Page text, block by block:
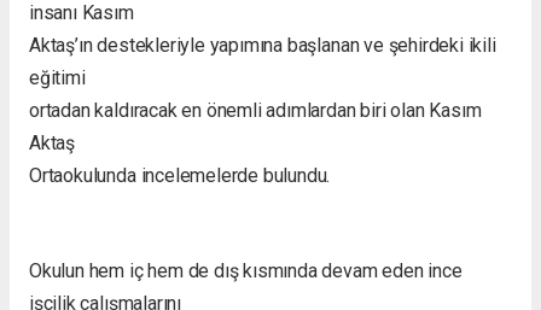
insanı Kasım
Aktaş’ın destekleriyle yapımına başlanan ve şehirdeki ikili
eğitimi
ortadan kaldıracak en önemli adımlardan biri olan Kasım
Aktaş
Ortaokulunda incelemelerde bulundu.
Okulun hem iç hem de dış kısmında devam eden ince
işçilik çalışmalarını